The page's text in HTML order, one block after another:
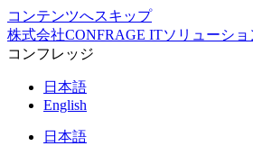
コンテンツへスキップ
株式会社CONFRAGE ITソリューショ
コンフレッジ
日本語
English
日本語